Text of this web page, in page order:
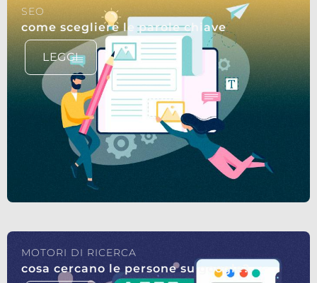
SEO
come scegliere le parole chiave
LEGGI
MOTORI DI RICERCA
cosa cercano le persone su google?